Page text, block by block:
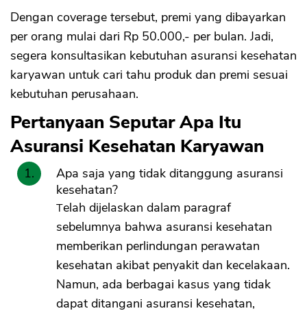
Dengan coverage tersebut, premi yang dibayarkan
per orang mulai dari Rp 50.000,- per bulan. Jadi,
segera konsultasikan kebutuhan asuransi kesehatan
karyawan untuk cari tahu produk dan premi sesuai
kebutuhan perusahaan.
Pertanyaan Seputar Apa Itu
Asuransi Kesehatan Karyawan
Apa saja yang tidak ditanggung asuransi
kesehatan?
Telah dijelaskan dalam paragraf
sebelumnya bahwa asuransi kesehatan
memberikan perlindungan perawatan
kesehatan akibat penyakit dan kecelakaan.
Namun, ada berbagai kasus yang tidak
dapat ditangani asuransi kesehatan,